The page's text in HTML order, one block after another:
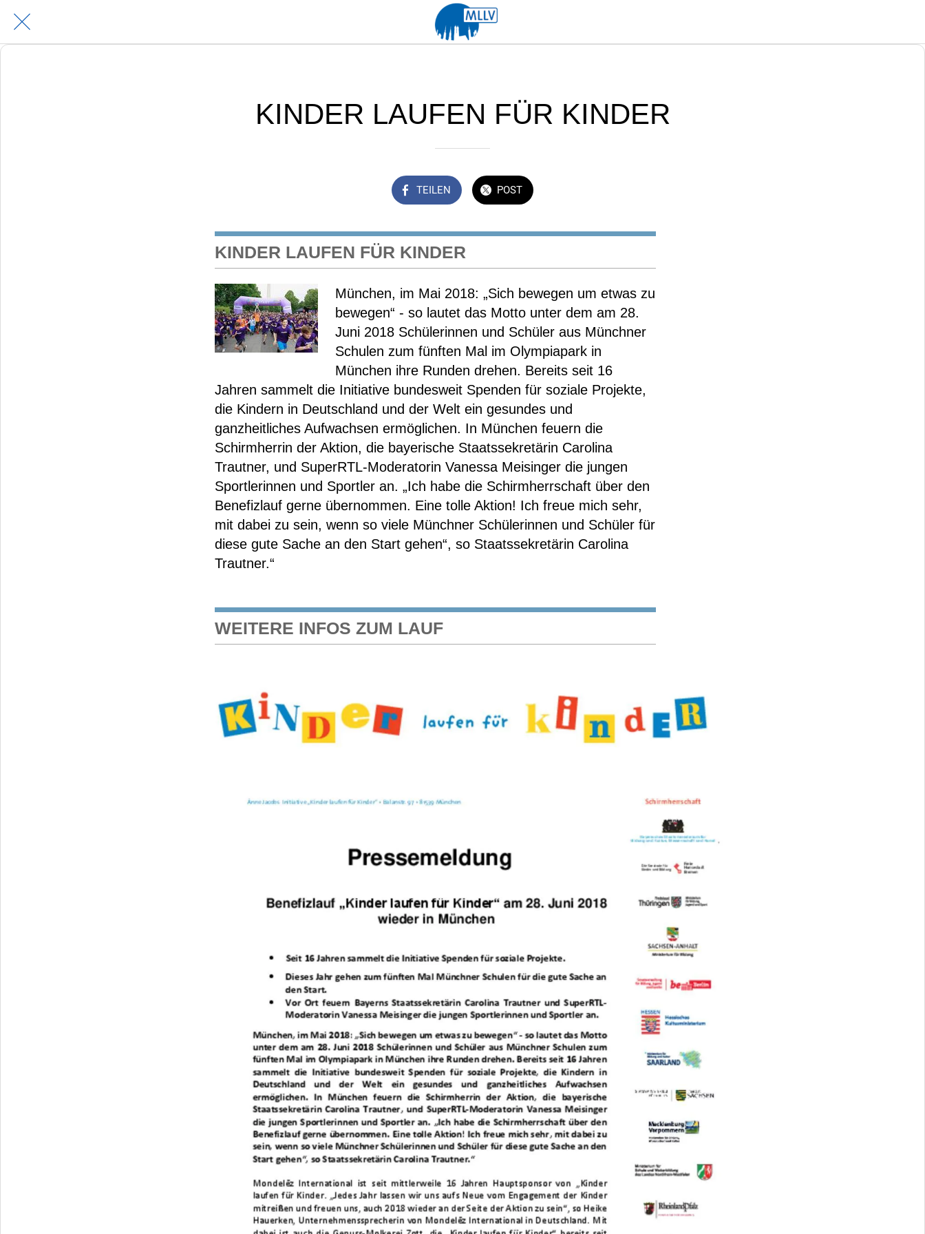
KINDER LAUFEN FÜR KINDER
TEILEN POST
KINDER LAUFEN FÜR KINDER
München, im Mai 2018: „Sich bewegen um etwas zu
bewegen“ - so lautet das Motto unter dem am 28.
Juni 2018 Schülerinnen und Schüler aus Münchner
Schulen zum fünften Mal im Olympiapark in
München ihre Runden drehen. Bereits seit 16
Jahren sammelt die Initiative bundesweit Spenden für soziale Projekte,
die Kindern in Deutschland und der Welt ein gesundes und
ganzheitliches Aufwachsen ermöglichen. In München feuern die
Schirmherrin der Aktion, die bayerische Staatssekretärin Carolina
Trautner, und SuperRTL-Moderatorin Vanessa Meisinger die jungen
Sportlerinnen und Sportler an. „Ich habe die Schirmherrschaft über den
Benefizlauf gerne übernommen. Eine tolle Aktion! Ich freue mich sehr,
mit dabei zu sein, wenn so viele Münchner Schülerinnen und Schüler für
diese gute Sache an den Start gehen“, so Staatssekretärin Carolina
Trautner.“
WEITERE INFOS ZUM LAUF